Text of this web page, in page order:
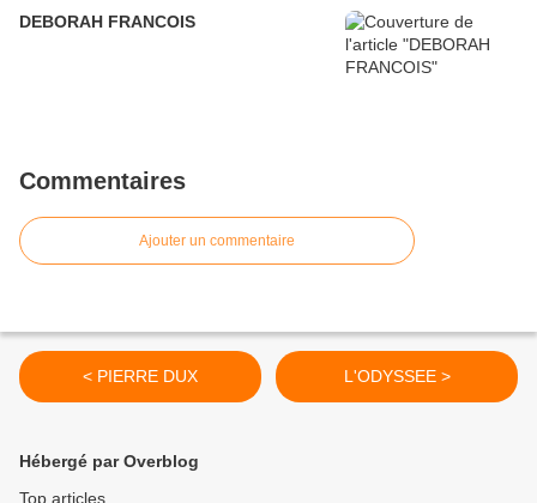
DEBORAH FRANCOIS
Commentaires
Ajouter un commentaire
< PIERRE DUX L'ODYSSEE >
Hébergé par Overblog
Top articles